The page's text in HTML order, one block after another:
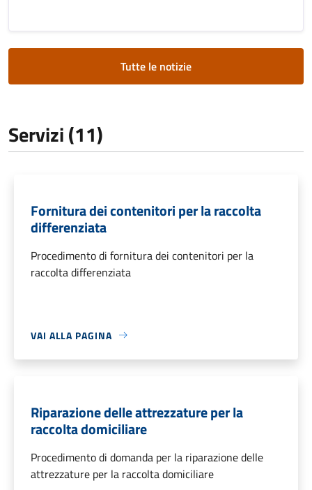
Tutte le notizie
Servizi (11)
Fornitura dei contenitori per la raccolta
differenziata
Procedimento di fornitura dei contenitori per la
raccolta differenziata
VAI ALLA PAGINA
Riparazione delle attrezzature per la
raccolta domiciliare
Procedimento di domanda per la riparazione delle
attrezzature per la raccolta domiciliare